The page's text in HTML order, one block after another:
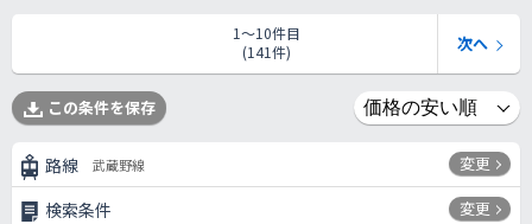
1〜10件目
(141件)
次へ
この条件を保存
路線 武蔵野線 変更
検索条件 変更